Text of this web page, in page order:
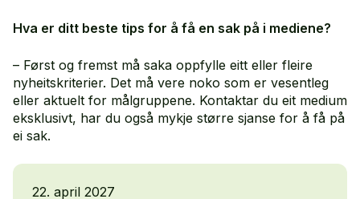
Hva er ditt beste tips for å få en sak på i mediene?
– Først og fremst må saka oppfylle eitt eller fleire
nyheitskriterier. Det må vere noko som er vesentleg
eller aktuelt for målgruppene. Kontaktar du eit medium
eksklusivt, har du også mykje større sjanse for å få på
ei sak.
22. april 2027